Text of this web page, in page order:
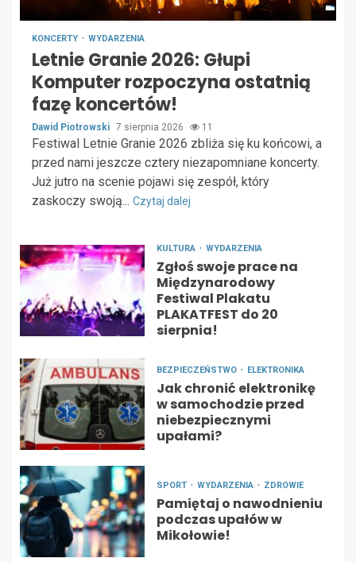
KONCERTY WYDARZENIA
Letnie Granie 2026: Głupi
Komputer rozpoczyna ostatnią
fazę koncertów!
Dawid Piotrowski 7 sierpnia 2026 11
Festiwal Letnie Granie 2026 zbliża się ku końcowi, a
przed nami jeszcze cztery niezapomniane koncerty.
Już jutro na scenie pojawi się zespół, który
zaskoczy swoją... Czytaj dalej
KULTURA WYDARZENIA
Zgłoś swoje prace na
Międzynarodowy
Festiwal Plakatu
PLAKATFEST do 20
sierpnia!
BEZPIECZEŃSTWO ELEKTRONIKA
Jak chronić elektronikę
w samochodzie przed
niebezpiecznymi
upałami?
SPORT WYDARZENIA ZDROWIE
Pamiętaj o nawodnieniu
podczas upałów w
Mikołowie!